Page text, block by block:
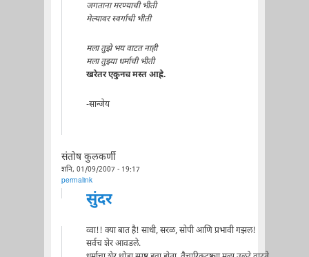
जगताना मरण्याची भीती
मेल्यावर स्वर्गाची भीती
मला तुझे भय वाटत नाही
मला तुझ्या धर्माची भीती
खरेतर एकुनच मस्त आह्रे.
-सान्जेय
संतोष कुलकर्णी
शनि, 01/09/2007 - 19:17
permalink
सुंदर
व्वा!! क्या बात है! साधी, सरळ, सोपी आणि प्रभावी गझल!
सर्वच शेर आवडले.